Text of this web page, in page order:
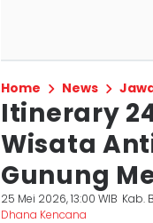
Home News
Itinerary
Wisata
Gunung
25 Mei 2026, 13:00 WIB Kab.
Dhana Kencana